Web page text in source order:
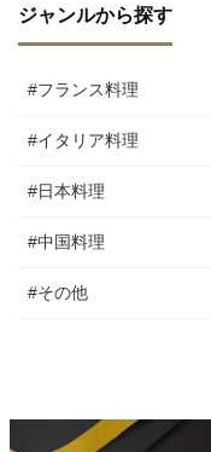
ジャンルから探す
#フランス料理
#イタリア料理
#日本料理
#中国料理
#その他